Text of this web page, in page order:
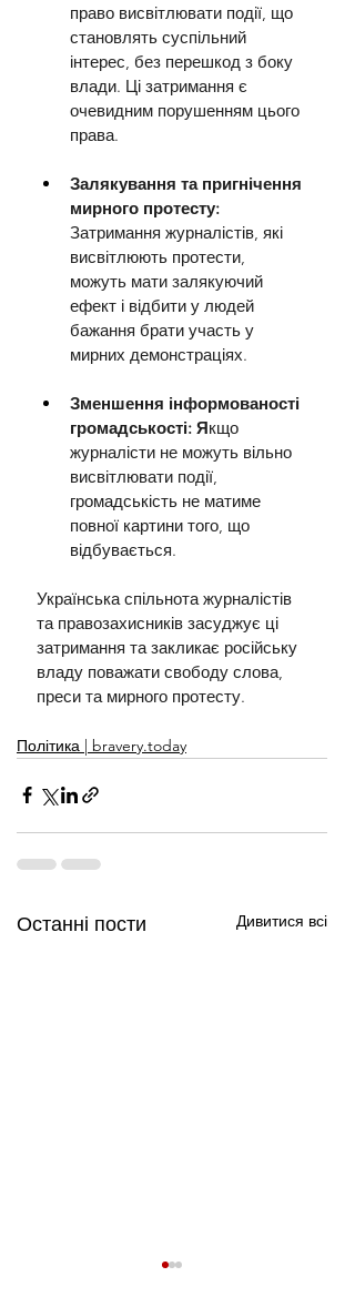
право висвітлювати події, що
становлять суспільний
інтерес, без перешкод з боку
влади. Ці затримання є
очевидним порушенням цього
права.
Залякування та пригнічення
мирного протесту:
Затримання журналістів, які
висвітлюють протести,
можуть мати залякуючий
ефект і відбити у людей
бажання брати участь у
мирних демонстраціях.
Зменшення інформованості
громадськості: Якщо
журналісти не можуть вільно
висвітлювати події,
громадськість не матиме
повної картини того, що
відбувається.
Українська спільнота журналістів
та правозахисників засуджує ці
затримання та закликає російську
владу поважати свободу слова,
преси та мирного протесту.
Політика | bravery.today
Останні пости Дивитися всі